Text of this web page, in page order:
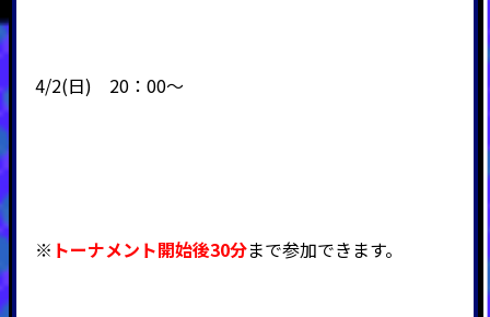
4/2(日) 20：00～
※ トーナメント開始後30分まで参加できます。